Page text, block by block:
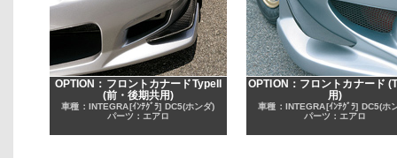
OPTION：フロントカナードTypeII
(前・後期共用)
車種：INTEGRA[ｲﾝﾃｸﾞﾗ] DC5(ホンダ)
パーツ：エアロ
OPTION：フロントカナード
用)
車種：INTEGRA[ｲﾝﾃｸﾞﾗ] DC5(ホ
パーツ：エアロ